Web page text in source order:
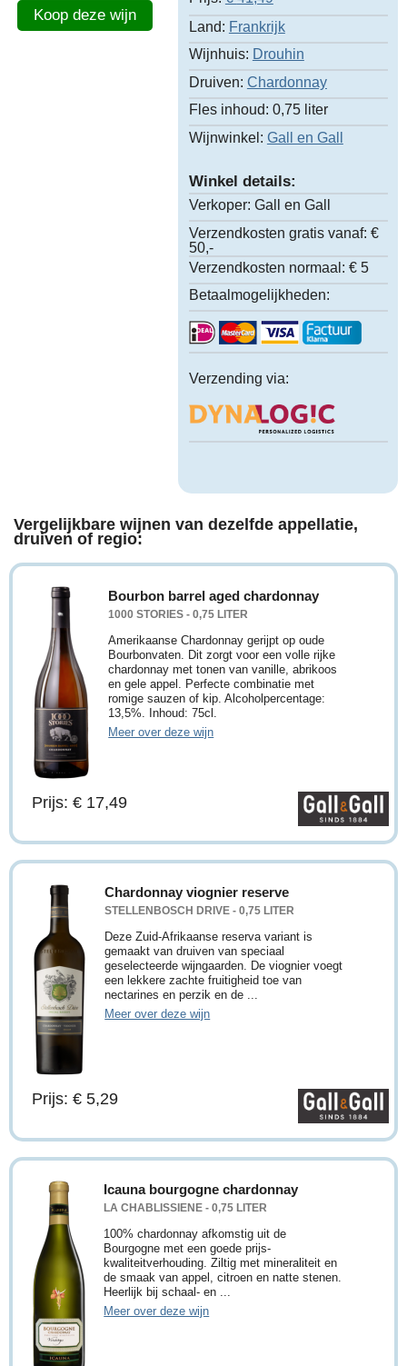
Koop deze wijn
Land: Frankrijk
Wijnhuis: Drouhin
Druiven: Chardonnay
Fles inhoud: 0,75 liter
Wijnwinkel: Gall en Gall
Winkel details:
Verkoper: Gall en Gall
Verzendkosten gratis vanaf: €
50,-
Verzendkosten normaal: € 5
Betaalmogelijkheden:
Verzending via:
Vergelijkbare wijnen van dezelfde appellatie,
druiven of regio:
Bourbon barrel aged chardonnay
1000 STORIES - 0,75 LITER
Amerikaanse Chardonnay gerijpt op oude
Bourbonvaten. Dit zorgt voor een volle rijke
chardonnay met tonen van vanille, abrikoos
en gele appel. Perfecte combinatie met
romige sauzen of kip. Alcoholpercentage:
13,5%. Inhoud: 75cl.
Meer over deze wijn
Prijs: € 17,49
Chardonnay viognier reserve
STELLENBOSCH DRIVE - 0,75 LITER
Deze Zuid-Afrikaanse reserva variant is
gemaakt van druiven van speciaal
geselecteerde wijngaarden. De viognier voegt
een lekkere zachte fruitigheid toe van
nectarines en perzik en de ...
Meer over deze wijn
Prijs: € 5,29
Icauna bourgogne chardonnay
LA CHABLISSIENE - 0,75 LITER
100% chardonnay afkomstig uit de
Bourgogne met een goede prijs-
kwaliteitverhouding. Ziltig met mineraliteit en
de smaak van appel, citroen en natte stenen.
Heerlijk bij schaal- en ...
Meer over deze wijn